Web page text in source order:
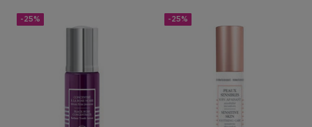
-25% -25%